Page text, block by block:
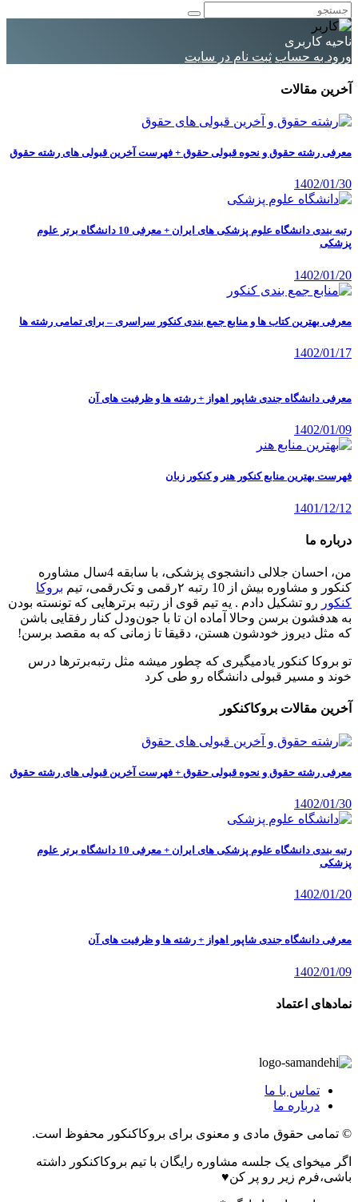
ناحیه کاربری
ورود به حساب ثبت نام در سایت
آخرین مقالات
معرفی رشته حقوق و نحوه قبولی حقوق + فهرست آخرین قبولی های رشته حقوق
1402/01/30
رتبه بندی دانشگاه علوم پزشکی های ایران + معرفی 10 دانشگاه برتر علوم
پزشکی
1402/01/20
معرفی بهترین کتاب ها و منابع جمع بندی کنکور سراسری – برای تمامی رشته ها
1402/01/17
معرفی دانشگاه جندی شاپور اهواز + رشته ها و ظرفیت های آن
1402/01/09
فهرست بهترین منابع کنکور هنر و کنکور زبان
1401/12/12
درباره ما
من، احسان جلالی دانشجوی پزشکی، با سابقه 4سال مشاوره
کنکور و مشاوره بیش از 10 رتبه ۲رقمی و تک‌رقمی، تیم
بروکا
کنکور رو تشکیل دادم . یه تیم قوی از رتبه برترهایی که تونسته بودن
به هدفشون برسن وحالا آماده ان تا با جون‌ودل کنار رفقایی باشن
که مثل دیروز خودشون هستن، دقیقا تا زمانی که به مقصد برسن!
تو بروکا کنکور یادمیگیری که چطور میشه مثل رتبه‌برترها درس
خوند و مسیر قبولی دانشگاه رو طی کرد
آخرین مقالات بروکاکنکور
معرفی رشته حقوق و نحوه قبولی حقوق + فهرست آخرین قبولی های رشته حقوق
1402/01/30
رتبه بندی دانشگاه علوم پزشکی های ایران + معرفی 10 دانشگاه برتر علوم
پزشکی
1402/01/20
معرفی دانشگاه جندی شاپور اهواز + رشته ها و ظرفیت های آن
1402/01/09
نمادهای اعتماد
تماس با ما
درباره ما
© تمامی حقوق مادی و معنوی برای بروکاکنکور محفوظ است.
اگر میخوای یک جلسه مشاوره رایگان با تیم بروکاکنکور داشته
باشی،فرم زیر رو پر کن♥